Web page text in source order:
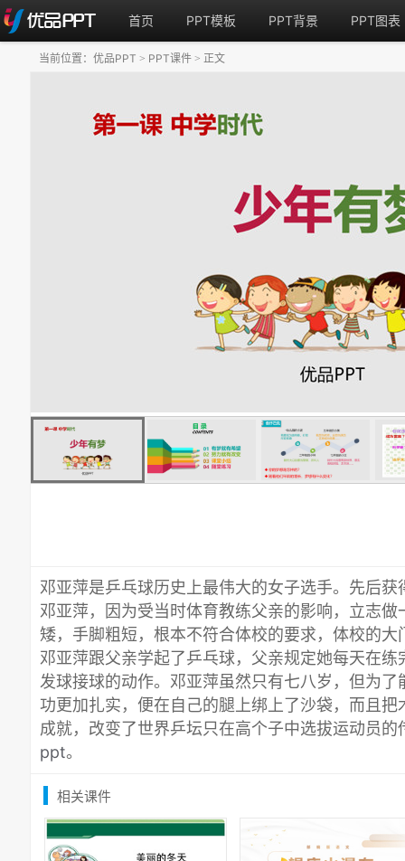
首页 PPT模板 PPT背景 PPT图表
邓亚萍是乒乓球历史上最伟大的女子选手。先后
邓亚萍，因为受当时体育教练父亲的影响，立志
矮，手脚粗短，根本不符合体校的要求，体校的
邓亚萍跟父亲学起了乒乓球，父亲规定她每天在
发球接球的动作。邓亚萍虽然只有七八岁，但为
功更加扎实，便在自己的腿上绑上了沙袋，而且
成就，改变了世界乒坛只在高个子中选拔运动员
ppt。
当前位置： 优品PPT > PPT课件 > 正文
相关课件